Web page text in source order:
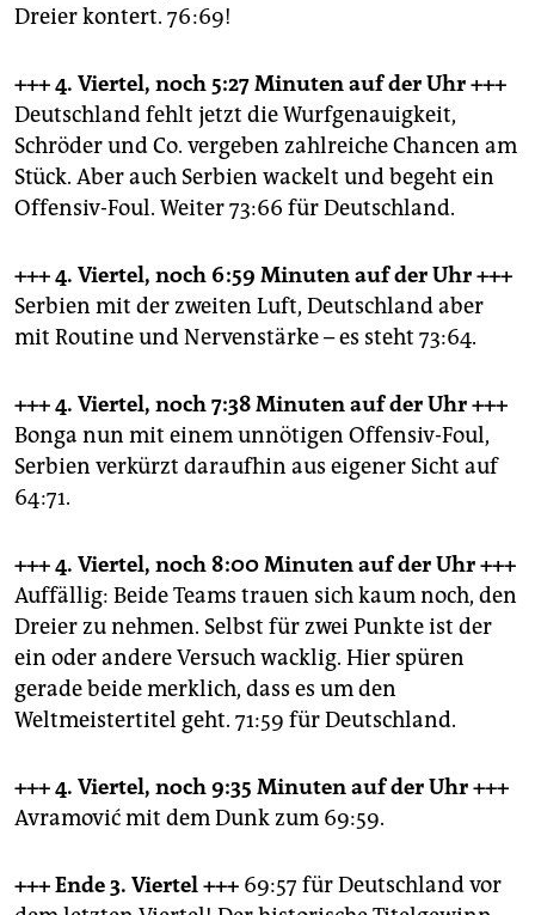
Dreier kontert. 76:69!
+++ 4. Viertel, noch 5:27 Minutenauf der Uhr +++
Deutschland fehlt jetzt die Wurfgenauigkeit,
Schröder und Co. vergeben zahlreiche Chancen am
Stück. Aber auch Serbien wackelt und begeht ein
Offensiv-Foul. Weiter 73:66 für Deutschland.
+++ 4. Viertel, noch 6:59 Minutenauf der Uhr +++
Serbien mit der zweiten Luft, Deutschland aber
mit Routine und Nervenstärke – es steht 73:64.
+++ 4. Viertel, noch 7:38 Minutenauf der Uhr +++
Bonga nun mit einem unnötigen Offensiv-Foul,
Serbien verkürzt daraufhin aus eigener Sicht auf
64:71.
+++ 4. Viertel, noch 8:00 Minutenauf der Uhr +++
Auffällig: Beide Teams trauen sich kaum noch, den
Dreier zu nehmen. Selbst für zwei Punkte ist der
ein oder andere Versuch wacklig. Hier spüren
gerade beide merklich, dass es um den
Weltmeistertitel geht. 71:59 für Deutschland.
+++ 4. Viertel, noch 9:35 Minutenauf der Uhr +++
Avramović mit dem Dunk zum 69:59.
+++ Ende 3. Viertel +++ 69:57 für Deutschland vor